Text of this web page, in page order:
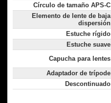
Círculo de tamaño APS-C
Elemento de lente de baja
dispersión
Estuche rígido
Estuche suave
Capucha para lentes
Adaptador de trípode
Descontinuado